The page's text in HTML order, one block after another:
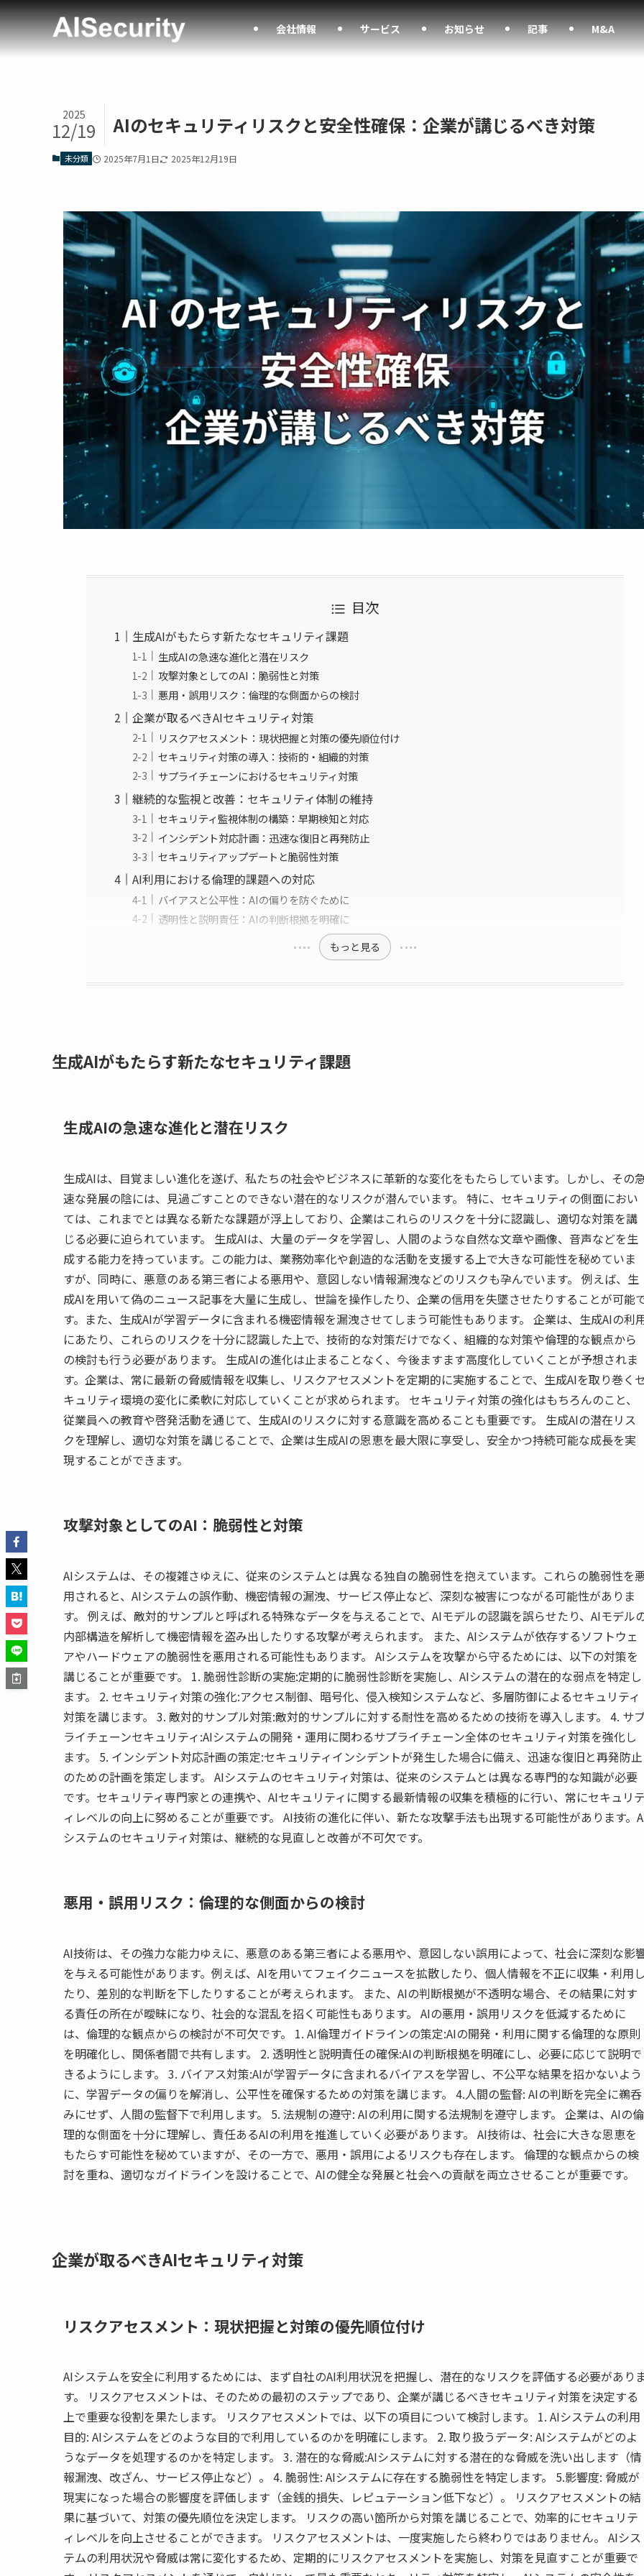
会社情報 サービス お知らせ 記事 M&A
AIのセキュリティリスクと安全性確保：企業が講じるべき対策
2025
12/19
未分類 2025年7月1日 2025年12月19日
目次
生成AIがもたらす新たなセキュリティ課題
生成AIの急速な進化と潜在リスク
攻撃対象としてのAI：脆弱性と対策
悪用・誤用リスク：倫理的な側面からの検討
企業が取るべきAIセキュリティ対策
リスクアセスメント：現状把握と対策の優先順位付け
セキュリティ対策の導入：技術的・組織的対策
サプライチェーンにおけるセキュリティ対策
継続的な監視と改善：セキュリティ体制の維持
セキュリティ監視体制の構築：早期検知と対応
インシデント対応計画：迅速な復旧と再発防止
セキュリティアップデートと脆弱性対策
AI利用における倫理的課題への対応
バイアスと公平性：AIの偏りを防ぐために
透明性と説明責任：AIの判断根拠を明確に
もっと見る
生成AIがもたらす新たなセキュリティ課題
生成AIの急速な進化と潜在リスク
生成AIは、目覚ましい進化を遂げ、私たちの社会やビジネスに革新的な変化をもたらしています。しかし、その
速な発展の陰には、見過ごすことのできない潜在的なリスクが潜んでいます。 特に、セキュリティの側面におい
ては、これまでとは異なる新たな課題が浮上しており、企業はこれらのリスクを十分に認識し、適切な対策を講
じる必要に迫られています。 生成AIは、大量のデータを学習し、人間のような自然な文章や画像、音声などを生
成する能力を持っています。この能力は、業務効率化や創造的な活動を支援する上で大きな可能性を秘めていま
すが、同時に、悪意のある第三者による悪用や、意図しない情報漏洩などのリスクも孕んでいます。 例えば、生
成AIを用いて偽のニュース記事を大量に生成し、世論を操作したり、企業の信用を失墜させたりすることが可能
す。また、生成AIが学習データに含まれる機密情報を漏洩させてしまう可能性もあります。 企業は、生成AIの利
にあたり、これらのリスクを十分に認識した上で、技術的な対策だけでなく、組織的な対策や倫理的な観点から
の検討も行う必要があります。 生成AIの進化は止まることなく、今後ますます高度化していくことが予想されま
す。企業は、常に最新の脅威情報を収集し、リスクアセスメントを定期的に実施することで、生成AIを取り巻く
キュリティ環境の変化に柔軟に対応していくことが求められます。 セキュリティ対策の強化はもちろんのこと、
従業員への教育や啓発活動を通じて、生成AIのリスクに対する意識を高めることも重要です。 生成AIの潜在リス
クを理解し、適切な対策を講じることで、企業は生成AIの恩恵を最大限に享受し、安全かつ持続可能な成長を実
現することができます。
攻撃対象としてのAI：脆弱性と対策
AIシステムは、その複雑さゆえに、従来のシステムとは異なる独自の脆弱性を抱えています。これらの脆弱性を
用されると、AIシステムの誤作動、機密情報の漏洩、サービス停止など、深刻な被害につながる可能性がありま
す。 例えば、敵対的サンプルと呼ばれる特殊なデータを与えることで、AIモデルの認識を誤らせたり、AIモデル
内部構造を解析して機密情報を盗み出したりする攻撃が考えられます。 また、AIシステムが依存するソフトウェ
アやハードウェアの脆弱性を悪用される可能性もあります。 AIシステムを攻撃から守るためには、以下の対策を
講じることが重要です。 1. 脆弱性診断の実施:定期的に脆弱性診断を実施し、AIシステムの潜在的な弱点を特定し
ます。 2. セキュリティ対策の強化:アクセス制御、暗号化、侵入検知システムなど、多層防御によるセキュリティ
対策を講じます。 3. 敵対的サンプル対策:敵対的サンプルに対する耐性を高めるための技術を導入します。 4. サ
ライチェーンセキュリティ:AIシステムの開発・運用に関わるサプライチェーン全体のセキュリティ対策を強化し
ます。 5. インシデント対応計画の策定:セキュリティインシデントが発生した場合に備え、迅速な復旧と再発防止
のための計画を策定します。 AIシステムのセキュリティ対策は、従来のシステムとは異なる専門的な知識が必要
です。セキュリティ専門家との連携や、AIセキュリティに関する最新情報の収集を積極的に行い、常にセキュリ
ィレベルの向上に努めることが重要です。 AI技術の進化に伴い、新たな攻撃手法も出現する可能性があります。
システムのセキュリティ対策は、継続的な見直しと改善が不可欠です。
悪用・誤用リスク：倫理的な側面からの検討
AI技術は、その強力な能力ゆえに、悪意のある第三者による悪用や、意図しない誤用によって、社会に深刻な影
を与える可能性があります。例えば、AIを用いてフェイクニュースを拡散したり、個人情報を不正に収集・利用
たり、差別的な判断を下したりすることが考えられます。 また、AIの判断根拠が不透明な場合、その結果に対す
る責任の所在が曖昧になり、社会的な混乱を招く可能性もあります。 AIの悪用・誤用リスクを低減するために
は、倫理的な観点からの検討が不可欠です。 1. AI倫理ガイドラインの策定:AIの開発・利用に関する倫理的な原則
を明確化し、関係者間で共有します。 2. 透明性と説明責任の確保:AIの判断根拠を明確にし、必要に応じて説明で
きるようにします。 3. バイアス対策:AIが学習データに含まれるバイアスを学習し、不公平な結果を招かないよう
に、学習データの偏りを解消し、公平性を確保するための対策を講じます。 4.人間の監督: AIの判断を完全に鵜呑
みにせず、人間の監督下で利用します。 5. 法規制の遵守: AIの利用に関する法規制を遵守します。 企業は、AIの倫
理的な側面を十分に理解し、責任あるAIの利用を推進していく必要があります。 AI技術は、社会に大きな恩恵を
もたらす可能性を秘めていますが、その一方で、悪用・誤用によるリスクも存在します。 倫理的な観点からの検
討を重ね、適切なガイドラインを設けることで、AIの健全な発展と社会への貢献を両立させることが重要です。
企業が取るべきAIセキュリティ対策
リスクアセスメント：現状把握と対策の優先順位付け
AIシステムを安全に利用するためには、まず自社のAI利用状況を把握し、潜在的なリスクを評価する必要があり
す。 リスクアセスメントは、そのための最初のステップであり、企業が講じるべきセキュリティ対策を決定する
上で重要な役割を果たします。 リスクアセスメントでは、以下の項目について検討します。 1. AIシステムの利用
目的: AIシステムをどのような目的で利用しているのかを明確にします。 2. 取り扱うデータ: AIシステムがどのよ
うなデータを処理するのかを特定します。 3. 潜在的な脅威:AIシステムに対する潜在的な脅威を洗い出します（情
報漏洩、改ざん、サービス停止など）。 4. 脆弱性: AIシステムに存在する脆弱性を特定します。 5.影響度: 脅威が
現実になった場合の影響度を評価します（金銭的損失、レピュテーション低下など）。 リスクアセスメントの結
果に基づいて、対策の優先順位を決定します。 リスクの高い箇所から対策を講じることで、効率的にセキュリテ
ィレベルを向上させることができます。 リスクアセスメントは、一度実施したら終わりではありません。 AIシス
テムの利用状況や脅威は常に変化するため、定期的にリスクアセスメントを実施し、対策を見直すことが重要で